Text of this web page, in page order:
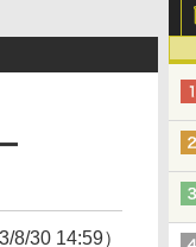
8/30 14:59）